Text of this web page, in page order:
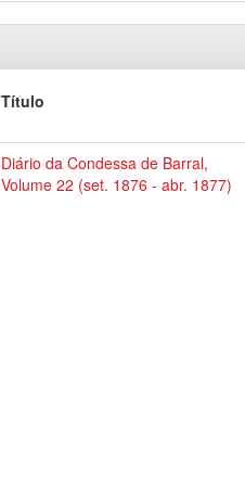
Título
Diário da Condessa de Barral,
Volume 22 (set. 1876 - abr. 1877)